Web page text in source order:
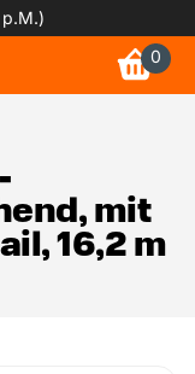
0
mit
16,2 m